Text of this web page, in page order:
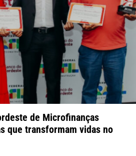
de Microfinanças
que transformam vidas no